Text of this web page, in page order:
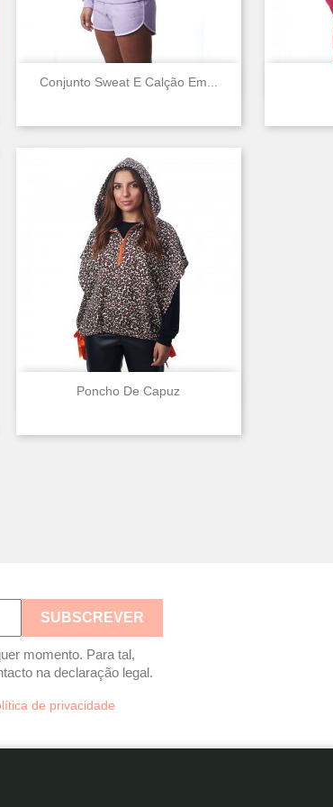
Conjunto Sweat E Calção Em...
Vista rápida
Poncho De Capuz
Vista rápida
momento. Para tal,
na declaração legal.
de privacidade